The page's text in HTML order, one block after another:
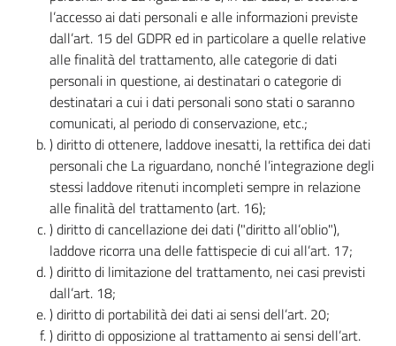
l’accesso ai dati personali e alle informazioni previste
dall’art. 15 del GDPR ed in particolare a quelle relative
alle finalità del trattamento, alle categorie di dati
personali in questione, ai destinatari o categorie di
destinatari a cui i dati personali sono stati o saranno
comunicati, al periodo di conservazione, etc.;
) diritto di ottenere, laddove inesatti, la rettifica dei dati
personali che La riguardano, nonché l’integrazione degli
stessi laddove ritenuti incompleti sempre in relazione
alle finalità del trattamento (art. 16);
) diritto di cancellazione dei dati ("diritto all’oblio"),
laddove ricorra una delle fattispecie di cui all’art. 17;
) diritto di limitazione del trattamento, nei casi previsti
dall’art. 18;
) diritto di portabilità dei dati ai sensi dell’art. 20;
) diritto di opposizione al trattamento ai sensi dell’art.